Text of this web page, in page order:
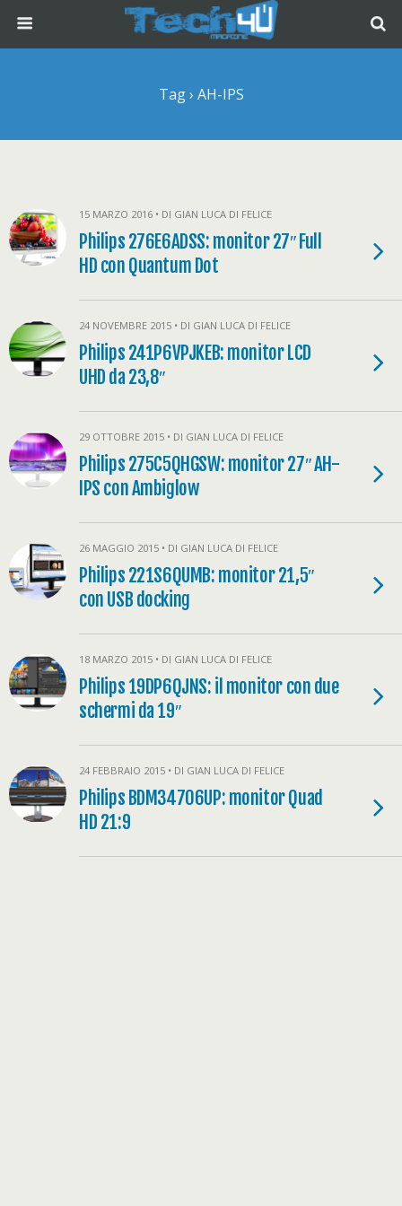
Tag › AH-IPS
15 MARZO 2016 • DI GIAN LUCA DI FELICE
Philips 276E6ADSS: monitor 27″ Full
HD con Quantum Dot
24 NOVEMBRE 2015 • DI GIAN LUCA DI FELICE
Philips 241P6VPJKEB: monitor LCD
UHD da 23,8″
29 OTTOBRE 2015 • DI GIAN LUCA DI FELICE
Philips 275C5QHGSW: monitor 27″ AH-
IPS con Ambiglow
26 MAGGIO 2015 • DI GIAN LUCA DI FELICE
Philips 221S6QUMB: monitor 21,5″
con USB docking
18 MARZO 2015 • DI GIAN LUCA DI FELICE
Philips 19DP6QJNS: il monitor con due
schermi da 19″
24 FEBBRAIO 2015 • DI GIAN LUCA DI FELICE
Philips BDM34706UP: monitor Quad
HD 21:9